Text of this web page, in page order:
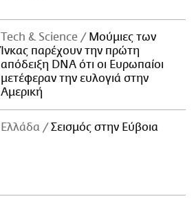
Τech & Science
Μούμιες των
Ίνκας παρέχουν την πρώτη
απόδειξη DNA ότι οι Ευρωπαίοι
μετέφεραν την ευλογιά στην
Αμερική
Ελλάδα Σεισμός στην Εύβοια